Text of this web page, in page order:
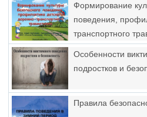
Формирование
поведения,
транспортного
Особенности
подростков и
Правила